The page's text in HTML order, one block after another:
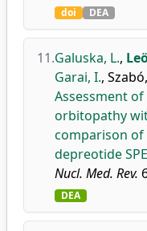
doi DEA
11.Galuska, L.,
Garai, I.,
Assessment
orbitopathy
comparison of
depreotide
Nucl. Med. Rev.
DEA